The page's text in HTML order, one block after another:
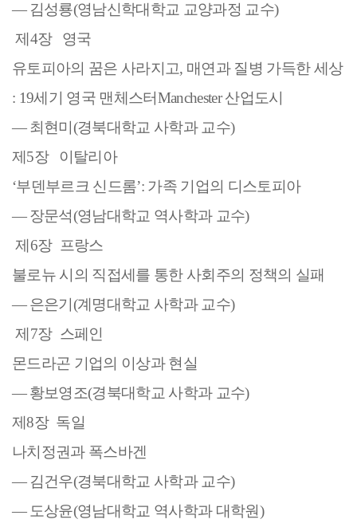
― 김성룡(영남신학대학교 교양과정 교수)
제 4장
영국
유토피아의 꿈은 사라지고, 매연과 질병 가득한 세상
: 19세기 영국 맨체스터Manchester산업도시
―최현미 (경북대학교 사학과 교수)
제 5장
이탈리아
‘부덴부르크 신드롬’: 가족 기업의 디스토피아
―장문석(영남대학교 역사학과 교수)
제 6장 프랑스
불로뉴 시의 직접세를 통한 사회주의 정책의 실패
―은은기 (계명대학교 사학과 교수)
제 7장 스페인
몬드라곤 기업의 이상과 현실
―황보영조(경북대학교 사학과 교수)
제8장 독일
나치정권과 폭스바겐
― 김건우(경북대학교 사학과 교수)
― 도상윤(영남대학교 역사학과 대학원)